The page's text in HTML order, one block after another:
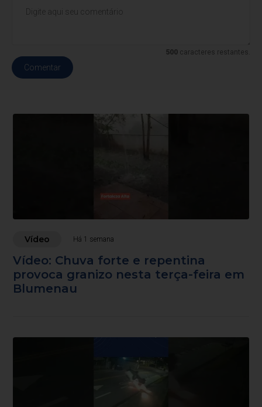
500caracteres restantes.
Comentar
Vídeo Há 1 semana
Vídeo: Chuva forte e repentina
provoca granizo nesta terça-feira em
Blumenau